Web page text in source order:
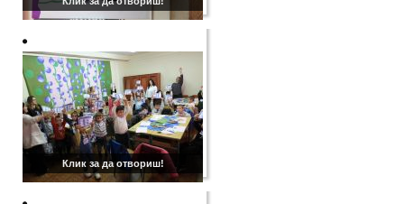
Клик за да отвориш!